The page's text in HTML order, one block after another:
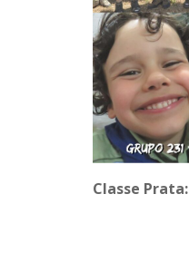
Classe Prata: